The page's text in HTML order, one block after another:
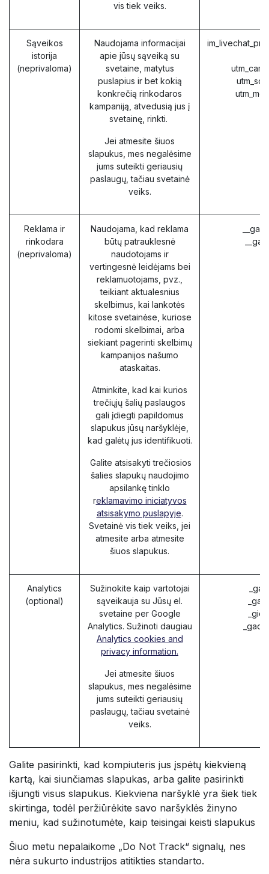
vis tiek veiks.
Sąveikos
istorija
(neprivaloma)
Naudojama informacijai
apie jūsų sąveiką su
svetaine, matytus
puslapius ir bet kokią
konkrečią rinkodaros
kampaniją, atvedusią jus į
svetainę, rinkti.
Jei atmesite šiuos
slapukus, mes negalėsime
jums suteikti geriausių
paslaugų, tačiau svetainė
veiks.
Reklama ir
rinkodara
(neprivaloma)
Naudojama, kad reklama
būtų patrauklesnė
naudotojams ir
vertingesnė leidėjams bei
reklamuotojams, pvz.,
teikiant aktualesnius
skelbimus, kai lankotės
kitose svetainėse, kuriose
rodomi skelbimai, arba
siekiant pagerinti skelbimų
kampanijos našumo
ataskaitas.
Atminkite, kad kai kurios
trečiųjų šalių paslaugos
gali įdiegti papildomus
slapukus jūsų naršyklėje,
kad galėtų jus identifikuoti.
Galite atsisakyti trečiosios
šalies slapukų naudojimo
apsilankę tinklo
reklamavimo iniciatyvos
atsisakymo puslapyje.
Svetainė vis tiek veiks, jei
atmesite arba atmesite
šiuos slapukus.
Analytics
(optional)
Sužinokite kaip vartotojai
sąveikauja su Jūsų el.
svetaine per Google
Analytics. Sužinoti daugiau
Analytics cookies and
privacy information.
Jei atmesite šiuos
slapukus, mes negalėsime
jums suteikti geriausių
paslaugų, tačiau svetainė
veiks.
_ga
Galite pasirinkti, kad kompiuteris jus įspėtų kiekvieną
kartą, kai siunčiamas slapukas, arba galite pasirinkti
išjungti visus slapukus. Kiekviena naršyklė yra šiek tiek
skirtinga, todėl peržiūrėkite savo naršyklės žinyno
meniu, kad sužinotumėte, kaip teisingai keisti slapukus
Šiuo metu nepalaikome „Do Not Track“ signalų, nes
nėra sukurto industrijos atitikties standarto.